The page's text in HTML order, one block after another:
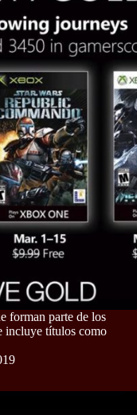
forman parte de los
incluye títulos como